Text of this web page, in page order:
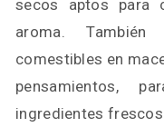
secos aptos para
aroma.
comestibles en
pensamientos,
ingredientes